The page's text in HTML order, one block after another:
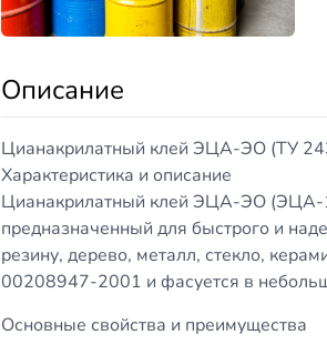
Описание
Цианакрилатный клей ЭЦА-ЭО (ТУ
Характеристика и описание
Цианакрилатный клей ЭЦА-ЭО
предназначенный для быстрого и
резину, дерево, металл, стекло,
00208947-2001 и фасуется в
Основные свойства и преимущества